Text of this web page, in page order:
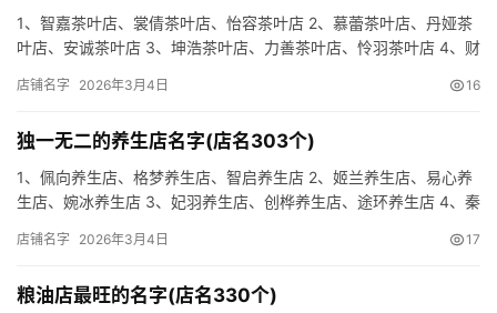
1、智嘉茶叶店、裳倩茶叶店、怡容茶叶店 2、慕蕾茶叶店、丹娅茶
叶店、安诚茶叶店 3、坤浩茶叶店、力善茶叶店、怜羽茶叶店 4、财
店铺名字 2026年3月4日 16
独一无二的养生店名字(店名303个)
1、佩向养生店、格梦养生店、智启养生店 2、姬兰养生店、易心养
生店、婉冰养生店 3、妃羽养生店、创桦养生店、途环养生店 4、秦
店铺名字 2026年3月4日 17
粮油店最旺的名字(店名330个)